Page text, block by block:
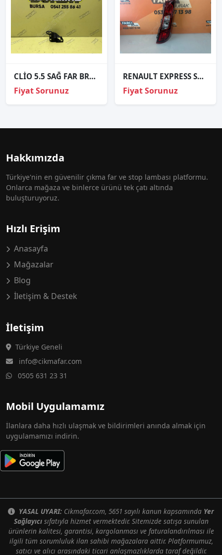
CLİO 5.5 SAĞ FAR BRAKETİ SIFIR
Fiyat Sorunuz
RENAULT EXPRESS SAĞ STOP SIFIR İTHAL
Fiyat Sorunuz
Hakkımızda
Türkiye'nin en güvenilir çıkma far ve stop lambası platformu.
Onlarca mağaza ve binlerce ürünü tek çatı altında
buluşturuyoruz.
Hızlı Erişim
Anasayfa
Mağazalar
Blog
İletişim & Destek
İletişim
Türkiye Geneli
info@cikmafar.com
0505 631 23 31
Mobil Uygulamamız
İlanlara daha hızlı ulaşmak ve bildirimleri anında almak için
uygulamamızı indirin.
YASAL UYARI: Cikmafar.com, 5651 sayılı kanun kapsamında Yer
Sağlayıcısıfatıyla hizmet vermektedir. Sitemizde satışa sunulan
ürünlerin kalitesi, garantisi, kargolanması ve faturalandırılması ile
ilgili tüm sorumluluk ilan sahibi mağazalara aittir. Platformumuz,
satıcı ve alıcı arasındaki ticari anlaşmazlıklarda taraf değildir.